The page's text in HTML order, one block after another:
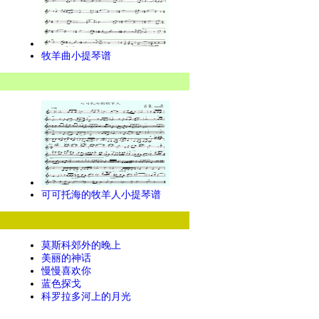
牧羊曲小提琴谱
可可托海的牧羊人小提琴谱
莫斯科郊外的晚上
美丽的神话
慢慢喜欢你
蓝色探戈
科罗拉多河上的月光